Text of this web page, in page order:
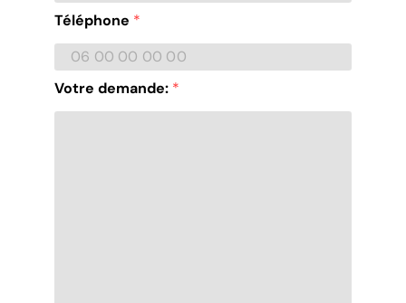
Téléphone *
Votre demande: *